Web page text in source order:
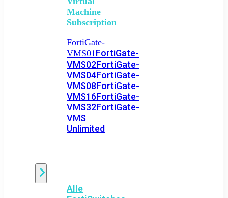
Machine
Subscription
FortiGate-
VMS01FortiGate-
VMS02FortiGate-
VMS04FortiGate-
VMS08FortiGate-
VMS16FortiGate-
VMS32FortiGate-
VMS
Unlimited
Alle